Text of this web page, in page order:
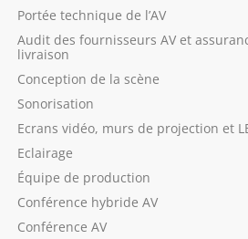
Portée technique de l’AV
Audit des fournisseurs AV et
livraison
Conception de la scène
Sonorisation
Ecrans vidéo, murs de projection et
Eclairage
Équipe de production
Conférence hybride AV
Conférence AV